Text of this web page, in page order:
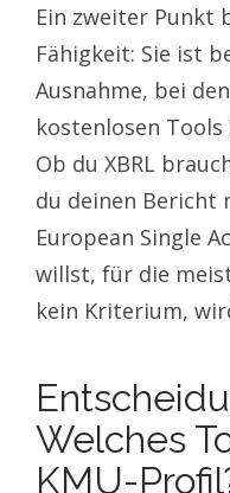
Ein zweiter Punkt
Fähigkeit: Sie ist
Ausnahme, bei
kostenlosen Tools
Ob du XBRL
du deinen Bericht
European Single
willst, für die
kein Kriterium,
Welches
KMU-